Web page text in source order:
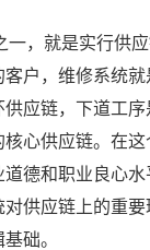
一，就是实行供
户，维修系统
应链，下道工
心供应链。在
德和职业良心
供应链上的重
础。